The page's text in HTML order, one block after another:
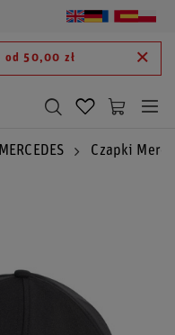
od 50,00 zł
MERCEDES Czapki